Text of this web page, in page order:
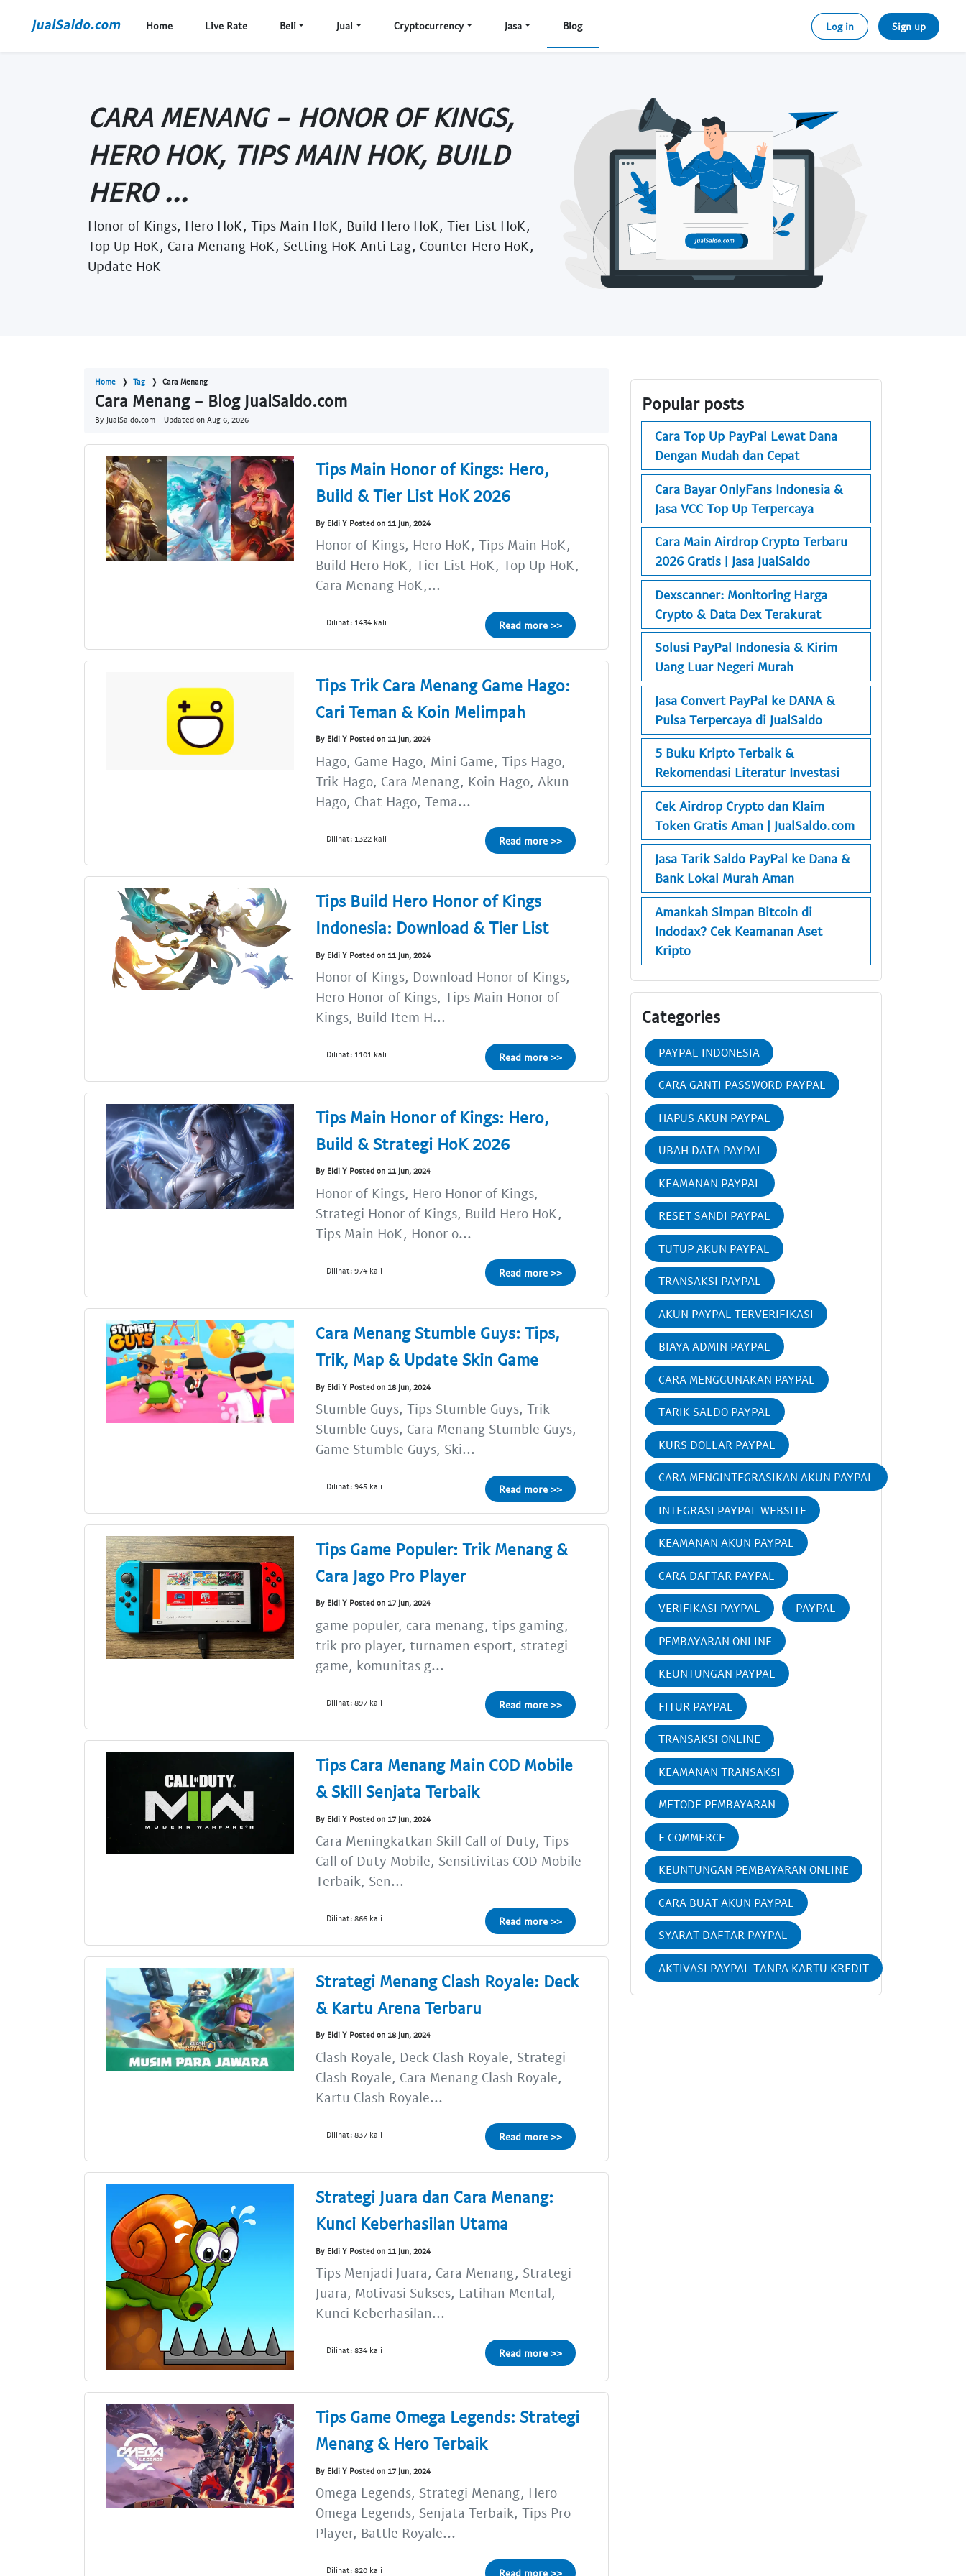
Home Live Rate Beli Jual Cryptocurrency Jasa Blog Log in Sign up
CARA MENANG - HONOR OF KINGS,
HERO HOK, TIPS MAIN HOK, BUILD
HERO ...
Honor of Kings, Hero HoK, Tips Main HoK, Build Hero HoK, Tier List HoK,
Top Up HoK, Cara Menang HoK, Setting HoK Anti Lag, Counter Hero HoK,
Update HoK
Home Tag Cara Menang
Cara Menang - Blog JualSaldo.com
By JualSaldo.com - Updated on Aug 6, 2026
Tips Main Honor of Kings: Hero,
Build & Tier List HoK 2026
By Eldi Y Posted on 11 Jun, 2024
Honor of Kings, Hero HoK, Tips Main HoK,
Build Hero HoK, Tier List HoK, Top Up HoK,
Cara Menang HoK,...
Dilihat: 1434 kali Read more >>
Tips Trik Cara Menang Game Hago:
Cari Teman & Koin Melimpah
By Eldi Y Posted on 11 Jun, 2024
Hago, Game Hago, Mini Game, Tips Hago,
Trik Hago, Cara Menang, Koin Hago, Akun
Hago, Chat Hago, Tema...
Dilihat: 1322 kali Read more >>
Tips Build Hero Honor of Kings
Indonesia: Download & Tier List
By Eldi Y Posted on 11 Jun, 2024
Honor of Kings, Download Honor of Kings,
Hero Honor of Kings, Tips Main Honor of
Kings, Build Item H...
Dilihat: 1101 kali Read more >>
Tips Main Honor of Kings: Hero,
Build & Strategi HoK 2026
By Eldi Y Posted on 11 Jun, 2024
Honor of Kings, Hero Honor of Kings,
Strategi Honor of Kings, Build Hero HoK,
Tips Main HoK, Honor o...
Dilihat: 974 kali Read more >>
Cara Menang Stumble Guys: Tips,
Trik, Map & Update Skin Game
By Eldi Y Posted on 18 Jun, 2024
Stumble Guys, Tips Stumble Guys, Trik
Stumble Guys, Cara Menang Stumble Guys,
Game Stumble Guys, Ski...
Dilihat: 945 kali Read more >>
Tips Game Populer: Trik Menang &
Cara Jago Pro Player
By Eldi Y Posted on 17 Jun, 2024
game populer, cara menang, tips gaming,
trik pro player, turnamen esport, strategi
game, komunitas g...
Dilihat: 897 kali Read more >>
Tips Cara Menang Main COD Mobile
& Skill Senjata Terbaik
By Eldi Y Posted on 17 Jun, 2024
Cara Meningkatkan Skill Call of Duty, Tips
Call of Duty Mobile, Sensitivitas COD Mobile
Terbaik, Sen...
Dilihat: 866 kali Read more >>
Strategi Menang Clash Royale: Deck
& Kartu Arena Terbaru
By Eldi Y Posted on 18 Jun, 2024
Clash Royale, Deck Clash Royale, Strategi
Clash Royale, Cara Menang Clash Royale,
Kartu Clash Royale...
Dilihat: 837 kali Read more >>
Strategi Juara dan Cara Menang:
Kunci Keberhasilan Utama
By Eldi Y Posted on 11 Jun, 2024
Tips Menjadi Juara, Cara Menang, Strategi
Juara, Motivasi Sukses, Latihan Mental,
Kunci Keberhasilan...
Dilihat: 834 kali Read more >>
Tips Game Omega Legends: Strategi
Menang & Hero Terbaik
By Eldi Y Posted on 17 Jun, 2024
Omega Legends, Strategi Menang, Hero
Omega Legends, Senjata Terbaik, Tips Pro
Player, Battle Royale...
Dilihat: 820 kali Read more >>
Popular posts
Cara Top Up PayPal Lewat Dana
Dengan Mudah dan Cepat
Cara Bayar OnlyFans Indonesia &
Jasa VCC Top Up Terpercaya
Cara Main Airdrop Crypto Terbaru
2026 Gratis | Jasa JualSaldo
Dexscanner: Monitoring Harga
Crypto & Data Dex Terakurat
Solusi PayPal Indonesia & Kirim
Uang Luar Negeri Murah
Jasa Convert PayPal ke DANA &
Pulsa Terpercaya di JualSaldo
5 Buku Kripto Terbaik &
Rekomendasi Literatur Investasi
Cek Airdrop Crypto dan Klaim
Token Gratis Aman | JualSaldo.com
Jasa Tarik Saldo PayPal ke Dana &
Bank Lokal Murah Aman
Amankah Simpan Bitcoin di
Indodax? Cek Keamanan Aset
Kripto
Categories
PAYPAL INDONESIA
CARA GANTI PASSWORD PAYPAL
HAPUS AKUN PAYPAL
UBAH DATA PAYPAL
KEAMANAN PAYPAL
RESET SANDI PAYPAL
TUTUP AKUN PAYPAL
TRANSAKSI PAYPAL
AKUN PAYPAL TERVERIFIKASI
BIAYA ADMIN PAYPAL
CARA MENGGUNAKAN PAYPAL
TARIK SALDO PAYPAL
KURS DOLLAR PAYPAL
CARA MENGINTEGRASIKAN AKUN PAYPAL
INTEGRASI PAYPAL WEBSITE
KEAMANAN AKUN PAYPAL
CARA DAFTAR PAYPAL
VERIFIKASI PAYPAL PAYPAL
PEMBAYARAN ONLINE
KEUNTUNGAN PAYPAL
FITUR PAYPAL
TRANSAKSI ONLINE
KEAMANAN TRANSAKSI
METODE PEMBAYARAN
E COMMERCE
KEUNTUNGAN PEMBAYARAN ONLINE
CARA BUAT AKUN PAYPAL
SYARAT DAFTAR PAYPAL
AKTIVASI PAYPAL TANPA KARTU KREDIT